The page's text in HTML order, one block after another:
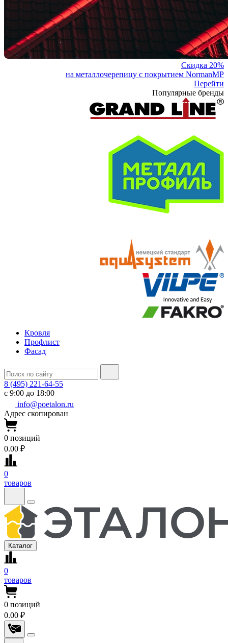
Скидка 20%
на металлочерепицу с покрытием NormanMP
Перейти
Популярные бренды
Кровля
Профлист
Фасад
8 (495) 221-64-55
с 9:00 до 18:00
info@poetalon.ru
Адрес скопирован
0 позиций
0.00 ₽
0
товаров
Каталог
0
товаров
0 позиций
0.00 ₽